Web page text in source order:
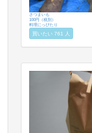
さつまいも
100円（税別）
料理にっぴたり
買いたい 761 人